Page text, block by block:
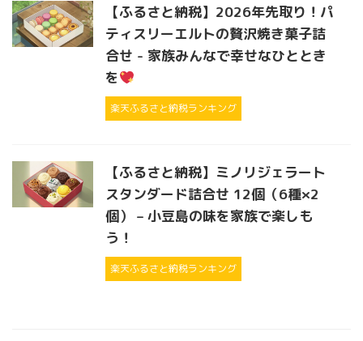
【ふるさと納税】2026年先取り！パ
ティスリーエルトの贅沢焼き菓子詰
合せ - 家族みんなで幸せなひととき
を
楽天ふるさと納税ランキング
【ふるさと納税】ミノリジェラート
スタンダード詰合せ 12個（6種×2
個） – 小豆島の味を家族で楽しも
う！
楽天ふるさと納税ランキング